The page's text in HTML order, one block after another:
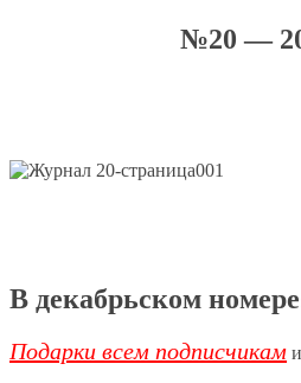
№20 —
В декабрьском номере
Подарки всем подписчикам